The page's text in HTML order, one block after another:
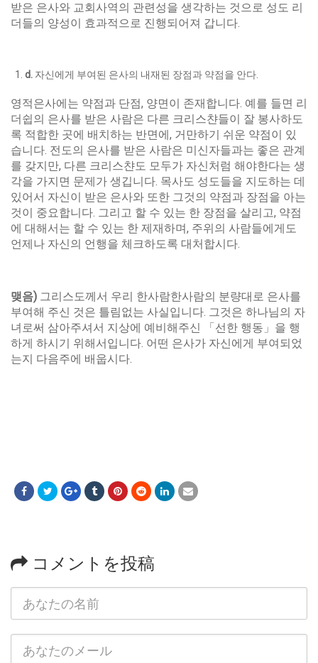
받은 은사와 교회사역의 관련성을 생각하는 것으로 성도 리
더들의 양성이 효과적으로 진행되어져 갑니다.
d. 자신에게 부여된 은사의 내재된 장점과 약점을 안다.
영적은사에는 약점과 단점, 양면이 존재합니다. 예를 들면 리
더쉽의 은사를 받은 사람은 다른 크리스챤들이 잘 봉사하도
록 적합한 곳에 배치하는 반면에, 거만하기 쉬운 약점이 있
습니다. 전도의 은사를 받은 사람은 미신자들과는 좋은 관계
를 갖지만, 다른 크리스챤도 모두가 자신처럼 해야한다는 생
각을 가지면 문제가 생깁니다. 목사도 성도들을 지도하는 데
있어서 자신이 받은 은사와 또한 그것의 약점과 장점을 아는
것이 중요합니다. 그리고 할 수 있는 한 장점을 살리고, 약점
에 대해서는 할 수 있는 한 제재하며, 주위의 사람들에게도
언제나 자신의 언행을 체크하도록 대처합시다.
맺음) 그리스도께서 우리 한사람한사람의 분량대로 은사를
부여해 주신 것은 틀림없는 사실입니다. 그것은 하나님의 자
녀로써 삼아주셔서 지상에 예비해주신 「선한 행동」을 행
하게 하시기 위해서입니다. 어떤 은사가 자신에게 부여되었
는지 다음주에 배웁시다.
コメントを投稿